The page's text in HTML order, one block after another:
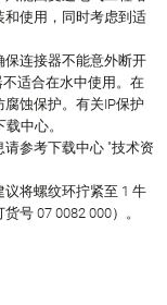
使用，同时考虑到适
保连接器不能意外断开
适合在水中使用。在
蚀保护。有关IP保护
中心。
参考下载中心 "技术资
将螺纹环拧紧至 1 牛
号 07 0082 000）。